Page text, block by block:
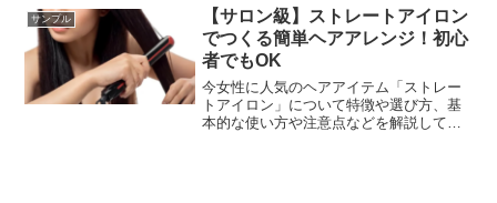
すい原因をしっかり知った上で適切な対
策をとり、魅力的なプロポーションを取
り戻しましょう。
サンプル
【サロン級】ストレートアイロン
でつくる簡単ヘアアレンジ！初心
者でもOK
今女性に人気のヘアアイテム「ストレー
トアイロン」について特徴や選び方、基
本的な使い方や注意点などを解説してい